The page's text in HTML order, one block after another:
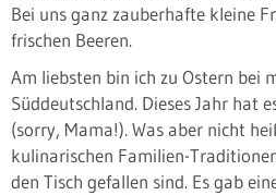
Bei uns ganz zauberhafte kleine
frischen Beeren.
Am liebsten bin ich zu Ostern bei
Süddeutschland. Dieses Jahr hat
(sorry, Mama!). Was aber nicht
kulinarischen Familien-
den Tisch gefallen sind. Es gab